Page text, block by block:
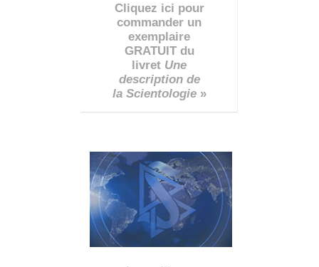
Cliquez ici pour
commander un
exemplaire
GRATUIT du
livret Une
description de
la Scientologie»